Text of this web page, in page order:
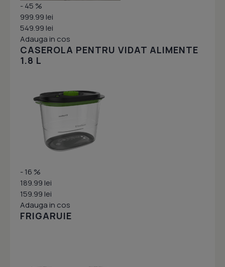
- 45 %
999.99 lei
549.99 lei
Adauga in cos
CASEROLA PENTRU VIDAT ALIMENTE
1.8 L
- 16 %
189.99 lei
159.99 lei
Adauga in cos
FRIGARUIE